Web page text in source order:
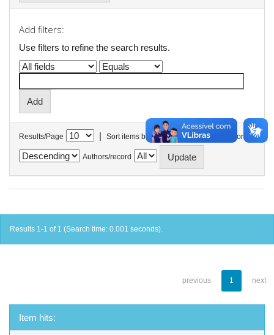
Add filters:
Use filters to refine the search results.
Results/Page | Sort items by In order
Authors/record
Results 1-1 of 1 (Search time: 0.001 seconds).
previous 1 next
Item hits: